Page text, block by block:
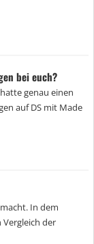
bei euch?
genau einen
auf DS mit Made
In dem
der